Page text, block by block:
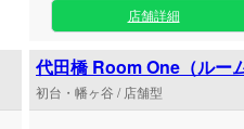
招きいたします。 京王線の代田橋駅付近に位置する当
サロンは、日常の喧騒から
したい方に最適なプライベート空間
頭からつま先までたっぷり
み込み、日頃の緊張やスト
店舗詳細
代田橋 Room One（ルー
初台・幡ヶ谷 / 店舗型